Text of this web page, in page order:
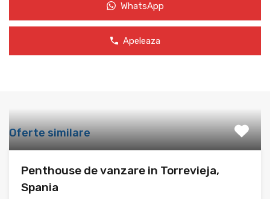
WhatsApp
Apeleaza
Oferte similare
Penthouse de vanzare in Torrevieja,
Spania